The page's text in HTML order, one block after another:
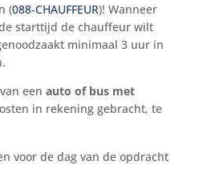
(088-CHAUFFEUR)! Wanneer
starttijd de chauffeur wilt
minimaal 3 uur in
een auto of bus met
in rekening gebracht, te
voor de dag van de opdracht